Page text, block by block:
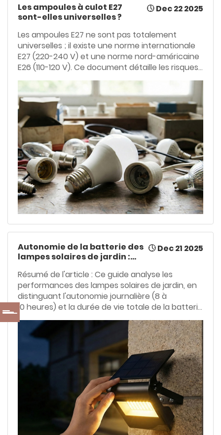
Les ampoules à culot E27
sont-elles universelles ?
Dec 22 2025
Les ampoules E27 ne sont pas totalement
universelles ; il existe une norme internationale
E27 (220-240 V) et une norme nord-américaine
E26 (110-120 V). Ce document détaille les risques
liés à l’incompatibilité de tension et aux
différences mécaniques, et fournit des
instructions claires pour choisir la bonne
ampoule et garantir la sécurité électrique sur les
réseaux électriques internationaux.
Autonomie de la batterie des
lampes solaires de jardin :
elle ?
Dec 21 2025
Résumé de l'article : Ce guide analyse les
performances des lampes solaires de jardin, en
distinguant l'autonomie journalière (8 à
10 heures) et la durée de vie totale de la batterie
(2 à 4 ans). Il compare les technologies de
batterie (NiMH et Li-ion), identifie les causes de
panne les plus fréquentes et fournit des
conseils d'entretien professionnels pour
optimiser la durabilité et l'efficacité.